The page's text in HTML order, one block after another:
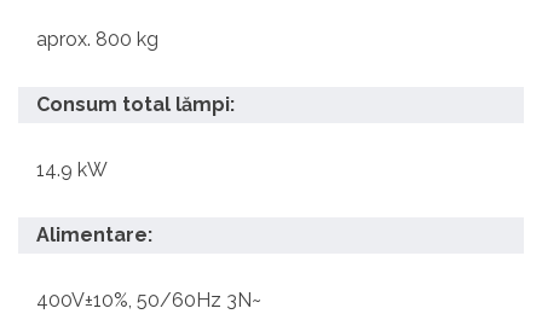
aprox. 800 kg
Consum total lămpi:
14.9 kW
Alimentare:
400V±10%, 50/60Hz 3N~